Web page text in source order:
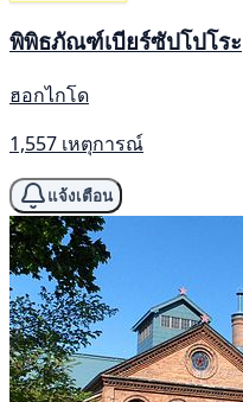
พิพิธภัณฑ์เบียร์ซัปโปโระ
ฮอกไกโด
1,557 เหตุการณ์
แจ้งเตือน